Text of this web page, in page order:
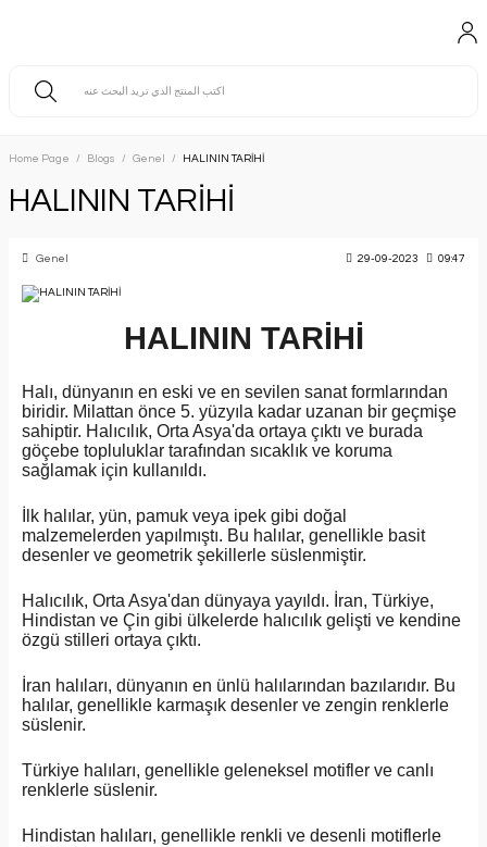
Home Page Blogs Genel HALININ TARİHİ
HALININ TARİHİ
Genel 29-09-2023 09:47
HALININ TARİHİ
Halı, dünyanın en eski ve en sevilen sanat formlarından
biridir. Milattan önce 5. yüzyıla kadar uzanan bir geçmişe
sahiptir. Halıcılık, Orta Asya'da ortaya çıktı ve burada
göçebe topluluklar tarafından sıcaklık ve koruma
sağlamak için kullanıldı.
İlk halılar, yün, pamuk veya ipek gibi doğal
malzemelerden yapılmıştı. Bu halılar, genellikle basit
desenler ve geometrik şekillerle süslenmiştir.
Halıcılık, Orta Asya'dan dünyaya yayıldı. İran, Türkiye,
Hindistan ve Çin gibi ülkelerde halıcılık gelişti ve kendine
özgü stilleri ortaya çıktı.
İran halıları, dünyanın en ünlü halılarından bazılarıdır. Bu
halılar, genellikle karmaşık desenler ve zengin renklerle
süslenir.
Türkiye halıları, genellikle geleneksel motifler ve canlı
renklerle süslenir.
Hindistan halıları, genellikle renkli ve desenli motiflerle